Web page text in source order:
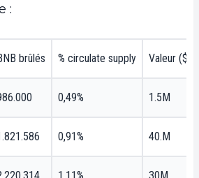
:
brûlés % circulate supply Valeur ($)
0,49% 1.5M
0,91% 40.M